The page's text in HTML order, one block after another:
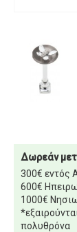
Δωρεάν
300€ εντός
600€
1000€
πολυθρόνα